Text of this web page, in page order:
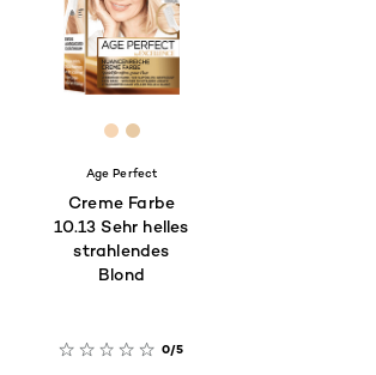
[Color]: #F6D5B3
[Color]: #E8CAA4
Age Perfect
Creme Farbe
10.13 Sehr helles
strahlendes
Blond
0/5